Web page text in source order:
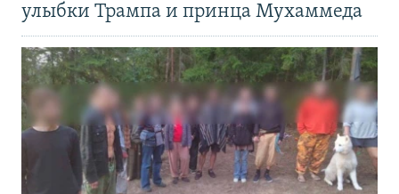
улыбки Трампа и принца Мухаммеда